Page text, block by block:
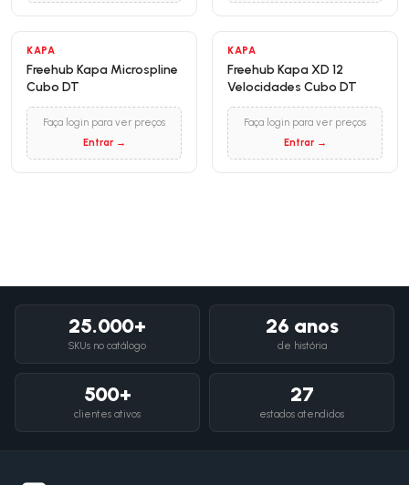
KAPA
Freehub Kapa Microspline
Cubo DT
Faça login para ver preços
Entrar →
KAPA
Freehub Kapa XD 12
Velocidades Cubo DT
Faça login para ver preços
Entrar →
25.000+
SKUs no catálogo
26 anos
de história
500+
clientes ativos
27
estados atendidos